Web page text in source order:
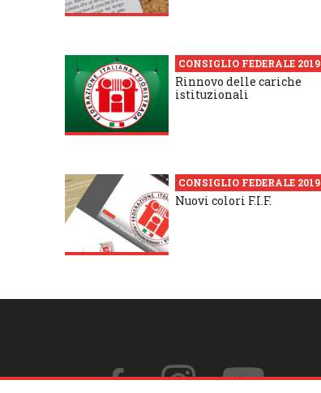
CONSIGLIO FEDERALE 2019
Rinnovo delle cariche
istituzionali
CONSIGLIO FEDERALE 2019
Nuovi colori F.I.F.